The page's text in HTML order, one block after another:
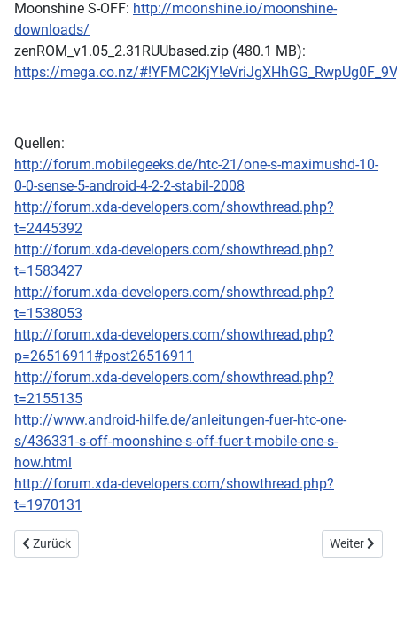
Moonshine S-OFF: http://moonshine.io/moonshine-
downloads/
zenROM_v1.05_2.31RUUbased.zip (480.1 MB):
https://mega.co.nz/
Quellen:
http://forum.mobilegeeks.de/htc-21/one-s-maximushd-10-
0-0-sense-5-android-4-2-2-stabil-2008
http://forum.xda-developers.com/showthread.php?
t=2445392
http://forum.xda-developers.com/showthread.php?
t=1583427
http://forum.xda-developers.com/showthread.php?
t=1538053
http://forum.xda-developers.com/showthread.php?
p=26516911#post26516911
http://forum.xda-developers.com/showthread.php?
t=2155135
http://www.android-hilfe.de/anleitungen-fuer-htc-one-
s/436331-s-off-moonshine-s-off-fuer-t-mobile-one-s-
how.html
http://forum.xda-developers.com/showthread.php?
t=1970131
Vorheriger Beitrag: Windows 10 Referenzabbild erstellen und von
Zurück Nächster
Weiter